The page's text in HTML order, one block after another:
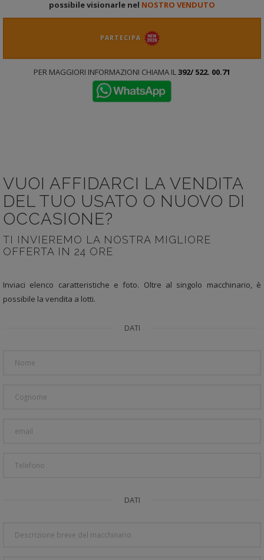
possibile visionarle nel NOSTRO VENDUTO
PARTECIPA
PER MAGGIORI INFORMAZIONI CHIAMA IL392/ 522. 00.71
VUOI AFFIDARCI LA VENDITA
DEL TUO USATO O NUOVO DI
OCCASIONE?
TI INVIEREMO LA NOSTRA MIGLIORE
OFFERTA IN 24 ORE
Inviaci elenco caratteristiche e foto. Oltre al singolo macchinario, è
possibile la vendita a lotti.
DATI
DATI